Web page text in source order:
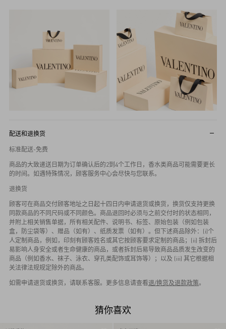
配送和退换货
标准配送-免费
商品的大致递送日期为订单确认后的2到4个工作日，香水类商品可能需要更长
的时间。如遇特殊情况，顾客服务中心会尽快与您联系。
退换货
顾客可在商品交付顾客地址之日起十四日内申请退货或换货，换货仅支持更换
同款商品的不同尺码或不同颜色。商品退回时必须与之前交付时的状态相同，
并附上相关销售单据，所有相关配件、说明书、标签、原始包装（例如包装
盒，防尘袋等）、赠品（如有）、纸质发票（如有）。但下述商品除外：(i)个
人定制商品，例如，印刻有顾客姓名或其它按顾客要求定制的商品；(ii) 拆封后
易影响人身安全或者生命健康的商品，或者拆封后易导致商品品质发生改变的
商品（例如香水、袜子、泳衣、穿孔类配饰或耳饰等）；以及 (iii) 其它根据相
关法律法规规定除外的商品。
如需申请退货或换货，请联系客服。更多信息请查看退/换货及退款政策。
猜你喜欢